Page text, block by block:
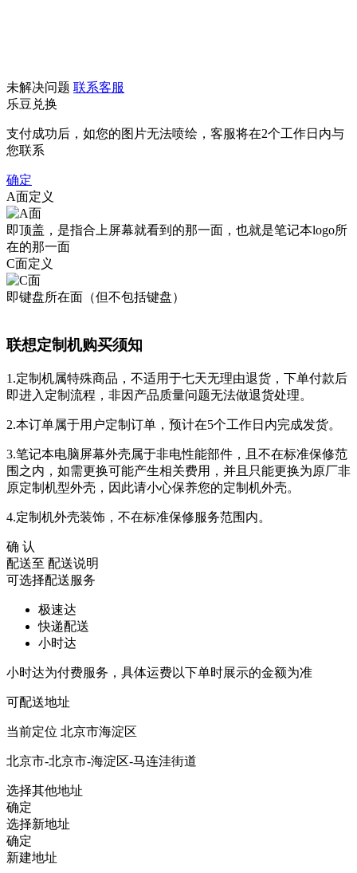
未解决问题 联系客服
乐豆兑换
支付成功后，如您的图片无法喷绘，客服将在2个工作日内与
您联系
确定
A面定义
即顶盖，是指合上屏幕就看到的那一面，也就是笔记本logo所
在的那一面
C面定义
即键盘所在面（但不包括键盘）
联想定制机购买须知
1.定制机属特殊商品，不适用于七天无理由退货，下单付款后
即进入定制流程，非因产品质量问题无法做退货处理。
2.本订单属于用户定制订单，预计在5个工作日内完成发货。
3.笔记本电脑屏幕外壳属于非电性能部件，且不在标准保修范
围之内，如需更换可能产生相关费用，并且只能更换为原厂非
原定制机型外壳，因此请小心保养您的定制机外壳。
4.定制机外壳装饰，不在标准保修服务范围内。
确 认
配送至 配送说明
可选择配送服务
极速达
快递配送
小时达
小时达为付费服务，具体运费以下单时展示的金额为准
可配送地址
当前定位 北京市海淀区
北京市-北京市-海淀区-马连洼街道
选择其他地址
确定
选择新地址
确定
新建地址